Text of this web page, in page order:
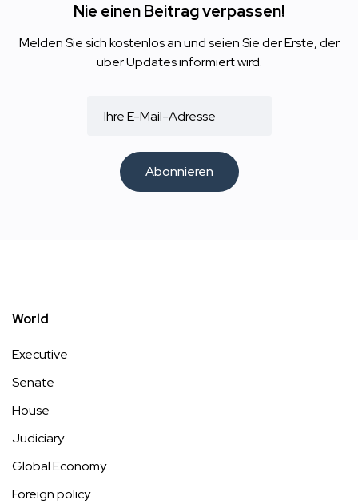
Nie einen Beitrag verpassen!
Melden Sie sich kostenlos an und seien Sie der Erste, der
über Updates informiert wird.
Abonnieren
World
Executive
Senate
House
Judiciary
Global Economy
Foreign policy